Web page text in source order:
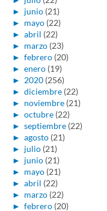
► junio (21)
► mayo (22)
► abril (22)
► marzo (23)
► febrero (20)
► enero (19)
► 2020 (256)
► diciembre (22)
► noviembre (21)
► octubre (22)
► septiembre (22)
► agosto (21)
► julio (21)
► junio (21)
► mayo (21)
► abril (22)
► marzo (22)
► febrero (20)